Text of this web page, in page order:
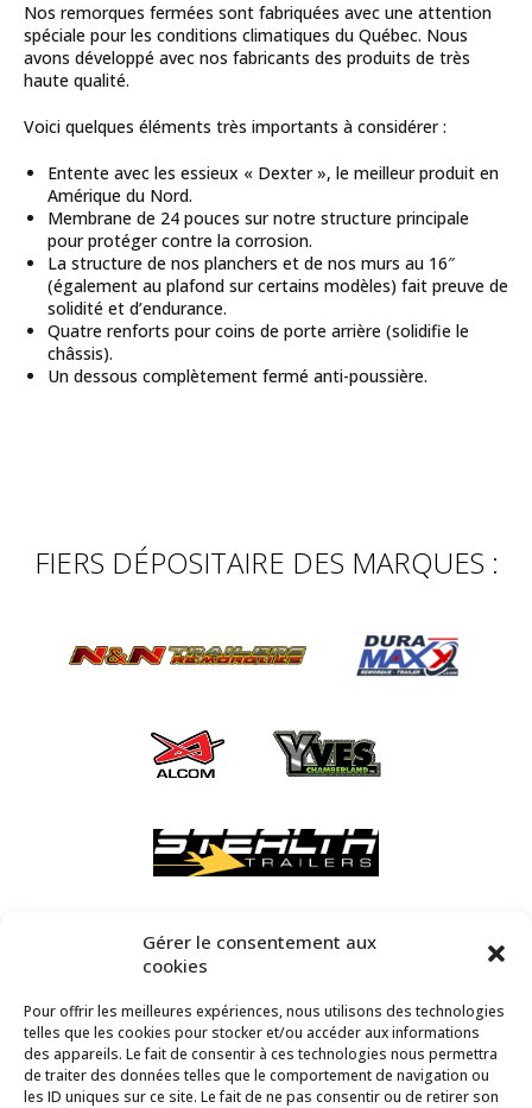
Gérer le consentement aux
cookies
Pour offrir les meilleures expériences, nous utilisons des technologies
telles que les cookies pour stocker et/ou accéder aux informations
des appareils. Le fait de consentir à ces technologies nous permettra
de traiter des données telles que le comportement de navigation ou
les ID uniques sur ce site. Le fait de ne pas consentir ou de retirer son
Nos remorques fermées sont fabriquées avec une attention
spéciale pour les conditions climatiques du Québec. Nous
avons développé avec nos fabricants des produits de très
haute qualité.
Voici quelques éléments très importants à considérer :
Entente avec les essieux « Dexter », le meilleur produit en
Amérique du Nord.
Membrane de 24 pouces sur notre structure principale
pour protéger contre la corrosion.
La structure de nos planchers et de nos murs au 16″
(également au plafond sur certains modèles) fait preuve de
solidité et d’endurance.
Quatre renforts pour coins de porte arrière (solidifie le
châssis).
Un dessous complètement fermé anti-poussière.
FIERS DÉPOSITAIRE DES MARQUES :